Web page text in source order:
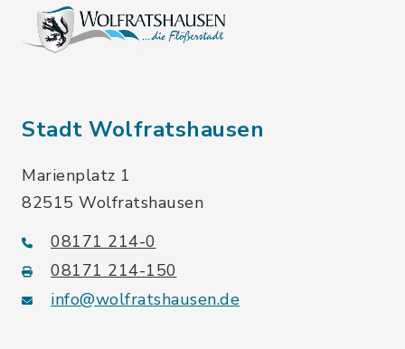
Stadt Wolfratshausen
Marienplatz 1
82515 Wolfratshausen
08171 214-0
08171 214-150
info@wolfratshausen.de